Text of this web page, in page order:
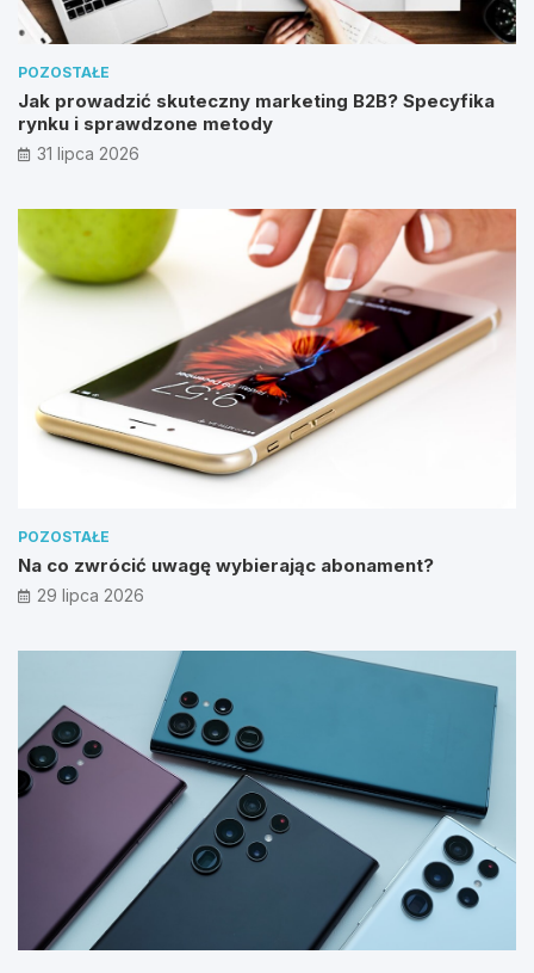
POZOSTAŁE
Jak prowadzić skuteczny marketing B2B? Specyfika
rynku i sprawdzone metody
31 lipca 2026
POZOSTAŁE
Na co zwrócić uwagę wybierając abonament?
29 lipca 2026